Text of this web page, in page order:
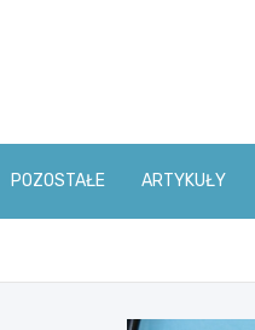
POZOSTAŁE ARTYKUŁY